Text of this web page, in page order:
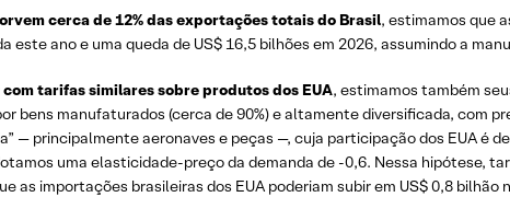
cerca de 12% das exportações totais do Brasil, estimamos que
este ano e uma queda de US$ 16,5 bilhões em 2026, assumindo a
tarifas similares sobre produtos dos EUA, estimamos também
bens manufaturados (cerca de 90%) e altamente diversificada, com
— principalmente aeronaves e peças —, cuja participação dos EUA é
uma elasticidade-preço da demanda de -0,6. Nessa hipótese,
as importações brasileiras dos EUA poderiam subir em US$ 0,8